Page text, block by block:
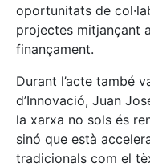
oportunitats de
projectes mitjançant
finançament.
Durant l’acte també
d’Innovació, Juan
la xarxa no sols és
sinó que està
tradicionals com el